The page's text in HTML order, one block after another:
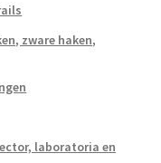
zware haken,
laboratoria en